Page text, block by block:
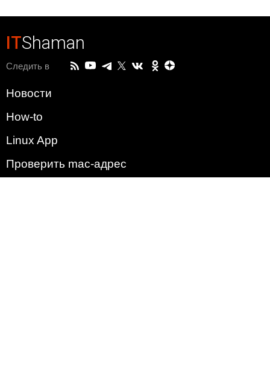
ITShaman
Следить в
Новости
How-to
Linux App
Проверить mac-адрес